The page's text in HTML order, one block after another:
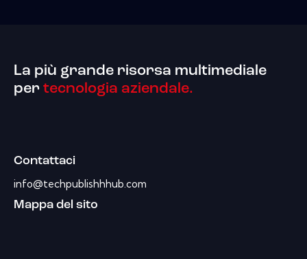
La più grande risorsa multimediale
per tecnologia aziendale.
Contattaci
info@techpublishhhub.com
Mappa del sito